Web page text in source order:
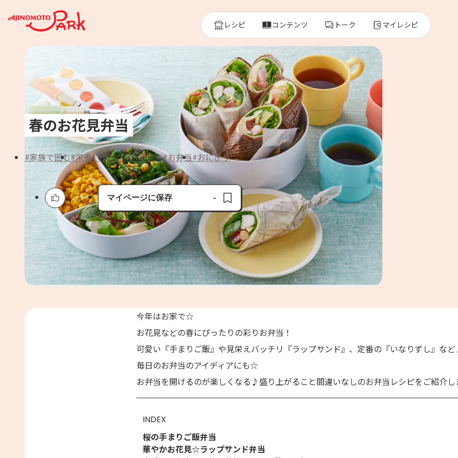
レシピ コンテンツ トーク マイレシピ
春のお花見弁当
家族で囲む 栄養バランス ヘルシー お弁当 おにぎり
-
マイページに保存
保存済み
-
今年はお家で☆
お花見などの春にぴったりの彩りお弁当！
可愛い『手まりご飯』や見栄えバッチリ『ラップサンド』、定番の『いなりずし』な
毎日のお弁当のアイディアにも☆
お弁当を開けるのが楽しくなる♪盛り上がること間違いなしのお弁当レシピをご紹介し
INDEX
桜の手まりご飯弁当
華やかお花見☆ラップサンド弁当